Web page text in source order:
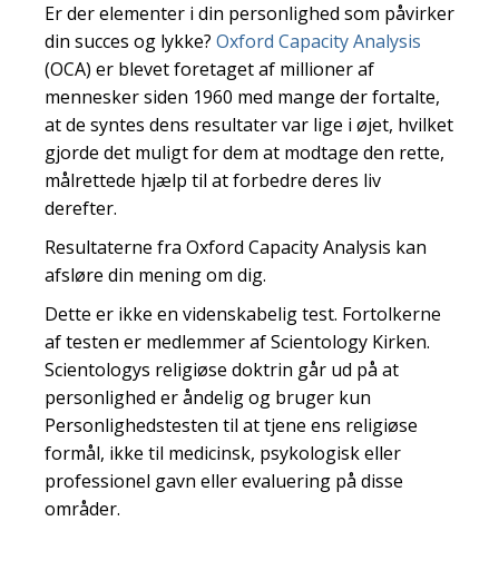
Er der elementer i din personlighed som påvirker
din succes og lykke? Oxford Capacity Analysis
(OCA) er blevet foretaget af millioner af
mennesker siden 1960 med mange der fortalte,
at de syntes dens resultater var lige i øjet, hvilket
gjorde det muligt for dem at modtage den rette,
målrettede hjælp til at forbedre deres liv
derefter.
Resultaterne fra Oxford Capacity Analysis kan
afsløre din mening om dig.
Dette er ikke en videnskabelig test. Fortolkerne
af testen er medlemmer af Scientology Kirken.
Scientologys religiøse doktrin går ud på at
personlighed er åndelig og bruger kun
Personlighedstesten til at tjene ens religiøse
formål, ikke til medicinsk, psykologisk eller
professionel gavn eller evaluering på disse
områder.